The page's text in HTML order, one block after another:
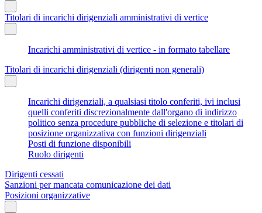
Titolari di incarichi dirigenziali amministrativi di vertice
Incarichi amministrativi di vertice - in formato tabellare
Titolari di incarichi dirigenziali (dirigenti non generali)
Incarichi dirigenziali, a qualsiasi titolo conferiti, ivi inclusi
quelli conferiti discrezionalmente dall'organo di indirizzo
politico senza procedure pubbliche di selezione e titolari di
posizione organizzativa con funzioni dirigenziali
Posti di funzione disponibili
Ruolo dirigenti
Dirigenti cessati
Sanzioni per mancata comunicazione dei dati
Posizioni organizzative